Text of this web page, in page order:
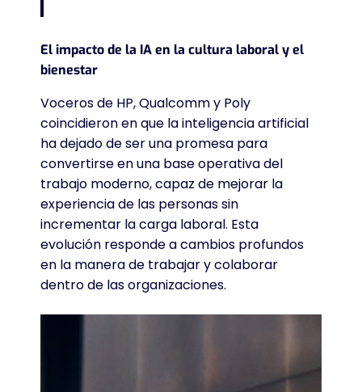
El impacto de la IA en la cultura laboral y el
bienestar
Voceros de HP, Qualcomm y Poly
coincidieron en que la inteligencia artificial
ha dejado de ser una promesa para
convertirse en una base operativa del
trabajo moderno, capaz de mejorar la
experiencia de las personas sin
incrementar la carga laboral. Esta
evolución responde a cambios profundos
en la manera de trabajar y colaborar
dentro de las organizaciones.